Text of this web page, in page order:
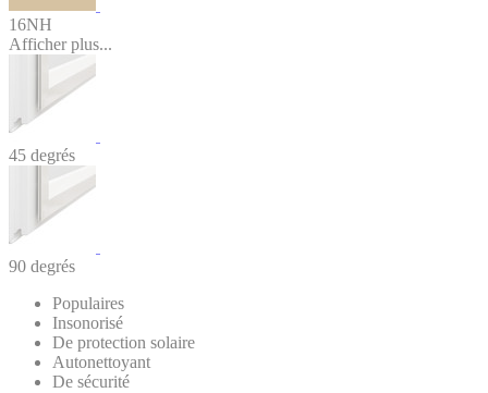
16NH
Afficher plus...
45 degrés
90 degrés
Populaires
Insonorisé
De protection solaire
Autonettoyant
De sécurité